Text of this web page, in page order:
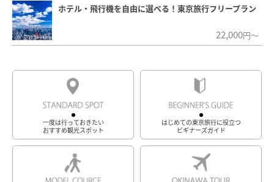
ホテル・飛行機を自由に選べる！東京旅行フリープラン
22,000円～
一度は行っておきたい
おすすめ観光スポット
はじめての東京旅行に役立つ
ビギナーズガイド